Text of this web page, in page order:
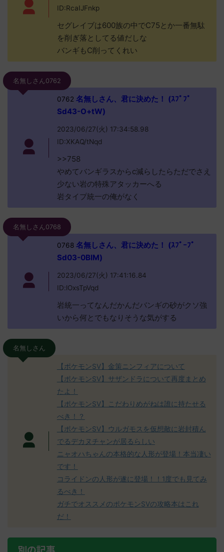
ID:RcaIJFnkp
セグレイブは600族の中でC75とか一番無駄
を削ぎ落としてる値だしな
バンギもC削ってくれい
名無しさん0762
0762 名無しさん、君に決めた！ (ｽﾌﾟﾌﾟ
Sd43-O+tW)
2023/06/27(火) 17:34:58.98
ID:XKAQ/tNqd
>>758
やめてバンギラスからc減らしたらただでさえ
少ない岩の特殊アタッカーへる
岩タイプ統一の俺がなく
名無しさん0768
0768名無しさん、君に決めた！ (ｽﾌﾟｰﾌﾟ
Sd03-0BIM)
2023/06/27(火) 17:41:16.84
ID:lOxsTpVqd
岩統一ってなんだかんだバンギの砂がクソ強
いから何とでもなりそうな気がする
名無しさん
【ポケモンSV】金策ニンフィアについて
【ポケモンSV】サザンドラについて再度まとめ
たよ！
【ポケモンSV】こだわりめがねは誰に持たせる
べき！？
【ポケモンSV】ウルガモスを仮想敵に岩封積ん
でるデカヌチャンが居るらしい
ニャオハちゃんの本格的な人形が登場！本当凄い
です！
コライドンの人形が遂に登場！！1度でも見てみ
るべき！
ガチでオススメのポケモンSVの攻略本はこれ
だ！
別の記事